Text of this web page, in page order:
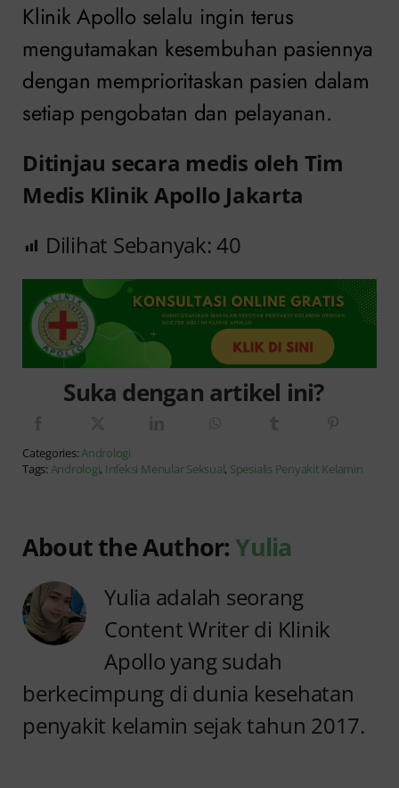
Klinik Apollo selalu ingin terus
mengutamakan kesembuhan pasiennya
dengan memprioritaskan pasien dalam
setiap pengobatan dan pelayanan.
Ditinjau secara medis oleh Tim
Medis Klinik Apollo Jakarta
Dilihat Sebanyak:40
Suka dengan artikel ini?
Categories:Andrologi
Tags: Andrologi, Infeksi Menular Seksual, Spesialis Penyakit Kelamin
About the Author:Yulia
Yulia adalah seorang
Content Writer di Klinik
Apollo yang sudah
berkecimpung di dunia kesehatan
penyakit kelamin sejak tahun 2017.
Jangan
Sunat